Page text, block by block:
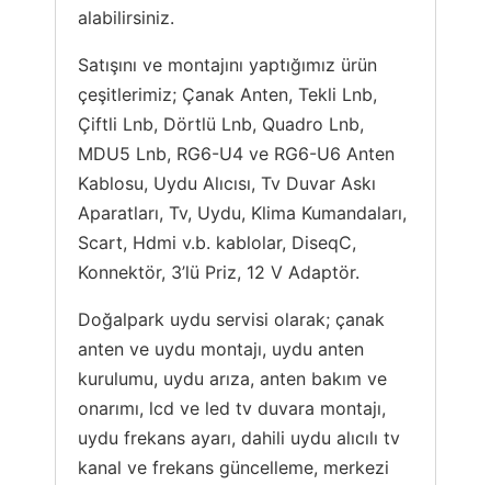
alabilirsiniz.
Satışını ve montajını yaptığımız ürün
çeşitlerimiz; Çanak Anten, Tekli Lnb,
Çiftli Lnb, Dörtlü Lnb, Quadro Lnb,
MDU5 Lnb, RG6-U4 ve RG6-U6 Anten
Kablosu, Uydu Alıcısı, Tv Duvar Askı
Aparatları, Tv, Uydu, Klima Kumandaları,
Scart, Hdmi v.b. kablolar, DiseqC,
Konnektör, 3’lü Priz, 12 V Adaptör.
Doğalpark uydu servisi olarak; çanak
anten ve uydu montajı, uydu anten
kurulumu, uydu arıza, anten bakım ve
onarımı, lcd ve led tv duvara montajı,
uydu frekans ayarı, dahili uydu alıcılı tv
kanal ve frekans güncelleme, merkezi